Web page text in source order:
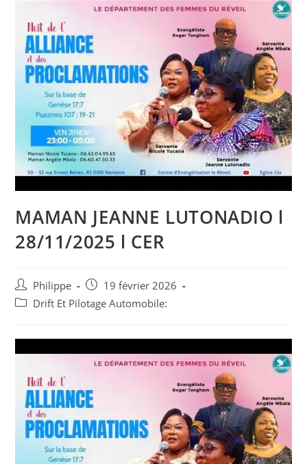
MAMAN JEANNE LUTONADIO l
28/11/2025 l CER
Auteur/autrice
de
Philippe
Post
published:
19 février 2026
PostDrift Et Pilotage Automobile: